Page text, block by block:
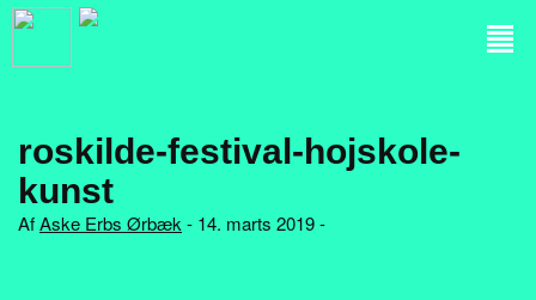
roskilde-festival-hojskole-
kunst
AfAske Erbs Ørbæk - 14. marts 2019 -